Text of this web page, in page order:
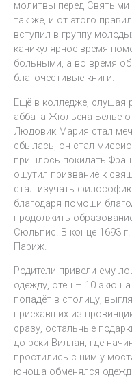
молитвы перед Святыми
так же, и от этого
вступил в группу
каникулярное время
больными, а во время
благочестивые книги.
Ещё в колледже, слушая
аббата Жюльена Белье
Людовик Мария стал
сбылась, он стал
пришлось покидать
ощутил призвание к
стал изучать
благодаря помощи
продолжить
Сюльпис. В конце 1693
Париж.
Родители привели ему
одежду, отец – 10 экю
попадёт в столицу,
приехавших из
сразу, остальные
до реки Виллан, где
простились с ним у
юноша обменялся